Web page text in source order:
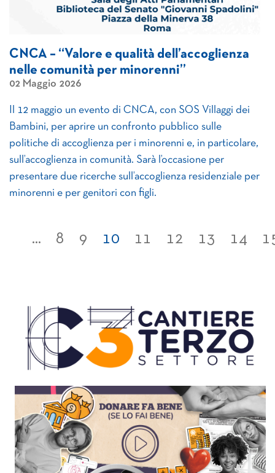
CNCA – “Valore e qualità dell’accoglienza
nelle comunità per minorenni”
02 Maggio 2026
Il 12 maggio un evento di CNCA, con SOS Villaggi dei
Bambini, per aprire un confronto pubblico sulle
politiche di accoglienza per i minorenni e, in particolare,
sull’accoglienza in comunità. Sarà l’occasione per
presentare due ricerche sull’accoglienza residenziale per
minorenni e per genitori con figli.
... 8 9 10 11 12 13 14